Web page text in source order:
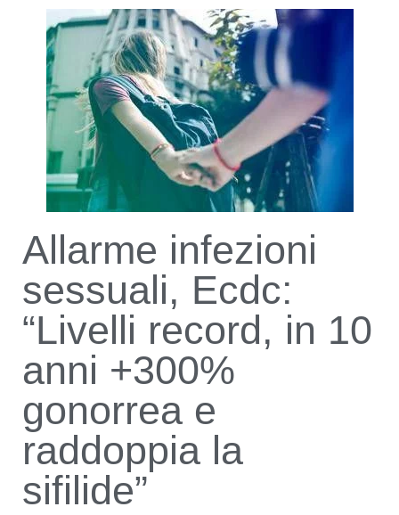
Allarme infezioni
sessuali, Ecdc:
“Livelli record, in 10
anni +300%
gonorrea e
raddoppia la
sifilide”